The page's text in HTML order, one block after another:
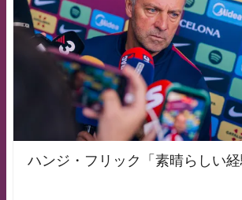
ハンジ・フリック「素晴らしい経